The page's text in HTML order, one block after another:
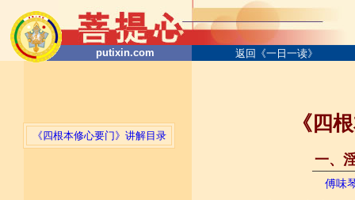
putixin.com 返回《一日一读》
《四根本修心要门》讲解目录
《四
一、
傅味